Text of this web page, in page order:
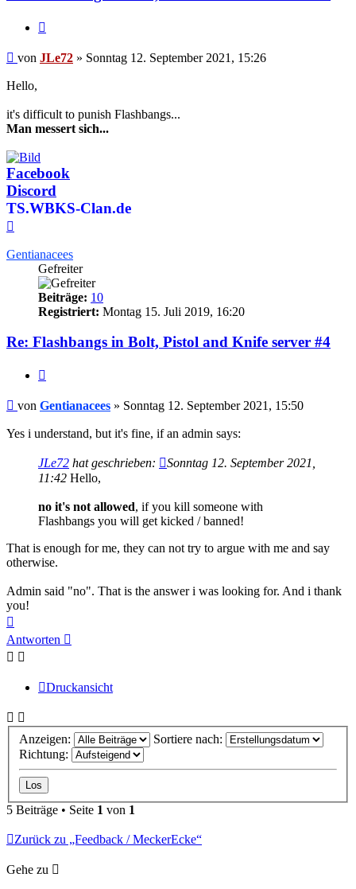
Beitrag
von JLe72 » Sonntag 12. September 2021, 15:26
Hello,
it's difficult to punish Flashbangs...
Man messert sich...
Facebook
Discord
TS.WBKS-Clan.de
Gentianacees
Gefreiter
Beiträge: 10
Registriert: Montag 15. Juli 2019, 16:20
Re: Flashbangs in Bolt, Pistol and Knife server #4
Beitrag
von Gentianacees » Sonntag 12. September 2021, 15:50
Yes i understand, but it's fine, if an admin says:
JLe72 hat geschrieben:
Sonntag 12. September 2021,
11:42 Hello,
no it's not allowed, if you kill someone with
Flashbangs you will get kicked / banned!
That is enough for me, they can not try to argue with me and say
otherwise.
Admin said "no". That is the answer i was looking for. And i thank
you!
oben
Antworten
Druckansicht
Anzeigen:
Sortiere nach:
Richtung:
5 Beiträge • Seite 1 von 1
Zurück zu „Feedback / MeckerEcke“
Gehe zu